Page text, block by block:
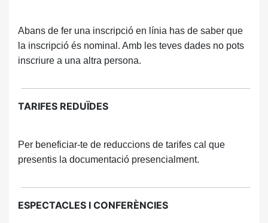
Abans de fer una inscripció en línia has de saber que
la inscripció és nominal. Amb les teves dades no pots
inscriure a una altra persona.
TARIFES REDUÏDES
Per beneficiar-te de reduccions de tarifes cal que
presentis la documentació presencialment.
ESPECTACLES I CONFERÈNCIES